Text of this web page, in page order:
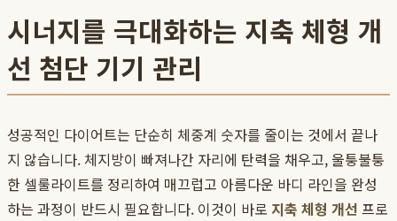
시너지를 극대화하는 지축 체형 개
선 첨단 기기 관리
성공적인 다이어트는 단순히 체중계 숫자를 줄이는 것에서 끝나
지 않습니다. 체지방이 빠져나간 자리에 탄력을 채우고, 울퉁불퉁
한 셀룰라이트를 정리하여 매끄럽고 아름다운 바디 라인을 완성
하는 과정이 반드시 필요합니다. 이것이 바로 지축 체형 개선 프로